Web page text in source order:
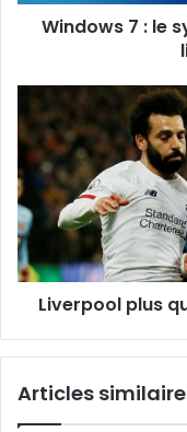
Windows 7 : le
Liverpool plus
Articles